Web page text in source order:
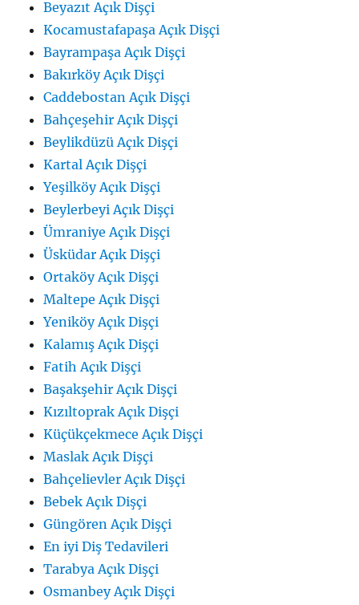
Beyazıt Açık Dişçi
Kocamustafapaşa Açık Dişçi
Bayrampaşa Açık Dişçi
Bakırköy Açık Dişçi
Caddebostan Açık Dişçi
Bahçeşehir Açık Dişçi
Beylikdüzü Açık Dişçi
Kartal Açık Dişçi
Yeşilköy Açık Dişçi
Beylerbeyi Açık Dişçi
Ümraniye Açık Dişçi
Üsküdar Açık Dişçi
Ortaköy Açık Dişçi
Maltepe Açık Dişçi
Yeniköy Açık Dişçi
Kalamış Açık Dişçi
Fatih Açık Dişçi
Başakşehir Açık Dişçi
Kızıltoprak Açık Dişçi
Küçükçekmece Açık Dişçi
Maslak Açık Dişçi
Bahçelievler Açık Dişçi
Bebek Açık Dişçi
Güngören Açık Dişçi
En iyi Diş Tedavileri
Tarabya Açık Dişçi
Osmanbey Açık Dişçi